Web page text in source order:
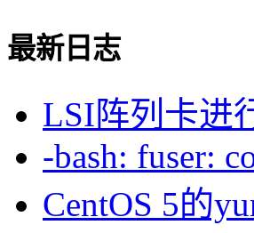
最新日志
LSI阵列卡进
-bash: fuser:
CentOS 5的